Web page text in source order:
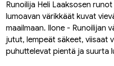
Runoilija Heli Laaksosen
lumoavan värikkäät kuvat
maailmaan. Ilone - Runoilijan
jutut, lempeät säkeet, viisaat
puhuttelevat pientä ja suurta